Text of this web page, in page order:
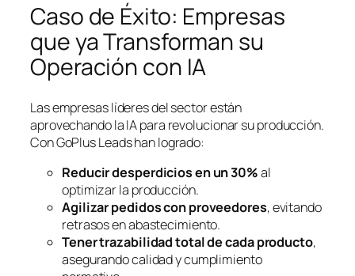
Caso de Éxito: Empresas
que ya Transforman su
Operación con IA
Las empresas líderes del sector están
aprovechando la IA para revolucionar su producción.
Con GoPlus Leads han logrado:
Reducir desperdicios en un 30%al
optimizar la producción.
Agilizar pedidos con proveedores, evitando
retrasos en abastecimiento.
Tener trazabilidad total de cada producto,
asegurando calidad y cumplimiento